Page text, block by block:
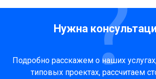
Нужна
Подробно расскажем о наших
типовых проектах, рассчитаем